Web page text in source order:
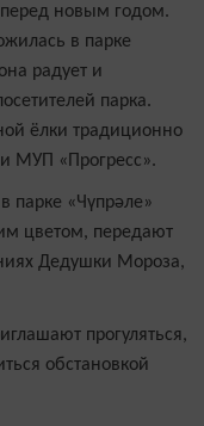
перед новым годом.
в парке
радует и
парка.
ёлки традиционно
МУП «Прогресс».
парке «Чүпрәле»
цветом, передают
Дедушки Мороза,
прогуляться,
обстановкой